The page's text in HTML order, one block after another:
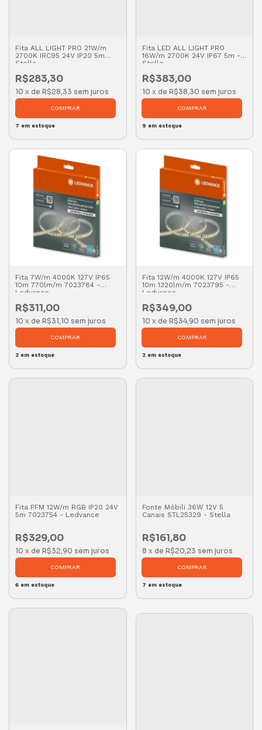
Fita ALL LIGHT PRO 21W/m
2700K IRC95 24V IP20 5m
Stella
R$283,30
10 x de R$28,33 sem juros
7 em estoque
Fita LED ALL LIGHT PRO
16W/m 2700K 24V IP67 5m -
Stella
R$383,00
10 x de R$38,30 sem juros
9 em estoque
Fita 7W/m 4000K 127V IP65
10m 770lm/m 7023784 -
Ledvance
R$311,00
10 x de R$31,10 sem juros
2 em estoque
Fita 12W/m 4000K 127V IP65
10m 1320lm/m 7023795 -
Ledvance
R$349,00
10 x de R$34,90 sem juros
2em estoque
Fita PFM 12W/m RGB IP20 24V
5m 7023754 - Ledvance
R$329,00
10 x de R$32,90 sem juros
6 em estoque
Fonte Móbili 36W 12V 5
Canais STL25329 - Stella
R$161,80
8 x de R$20,23 sem juros
7 em estoque